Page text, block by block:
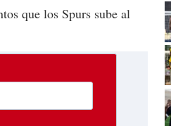
que los Spurs sube al